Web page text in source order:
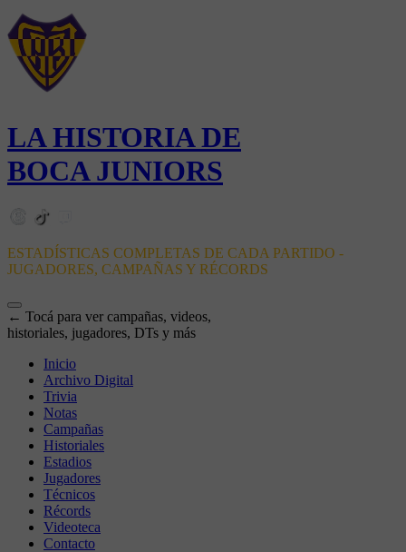
LA HISTORIA DE
BOCA JUNIORS
ESTADÍSTICAS COMPLETAS DE CADA PARTIDO -
JUGADORES, CAMPAÑAS Y RÉCORDS
← Tocá para ver campañas, videos,
historiales, jugadores, DTs y más
Inicio
Archivo Digital
Trivia
Notas
Campañas
Historiales
Estadios
Jugadores
Técnicos
Récords
Videoteca
Contacto